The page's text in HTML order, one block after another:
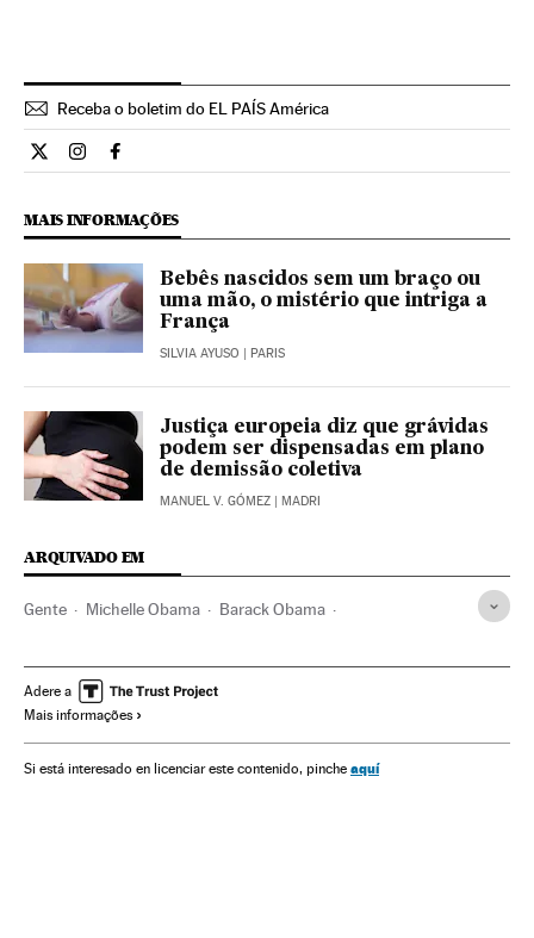
Receba o boletim do EL PAÍS América
Internacional El País Brasil en Twitter
Internacional El País Brasil en Instagram
Internacional El País Brasil en Facebook
MAIS INFORMAÇÕES
Bebês nascidos sem um braço ou
uma mão, o mistério que intriga a
França
SILVIA AYUSO | PARIS
Justiça europeia diz que grávidas
podem ser dispensadas em plano
de demissão coletiva
MANUEL V. GÓMEZ | MADRI
ARQUIVADO EM
Gente Michelle Obama Barack Obama
Reprodução assistida Estados Unidos
América do Norte
Adere a
Mais informações
Si está interesado en licenciar este contenido, pinche aquí